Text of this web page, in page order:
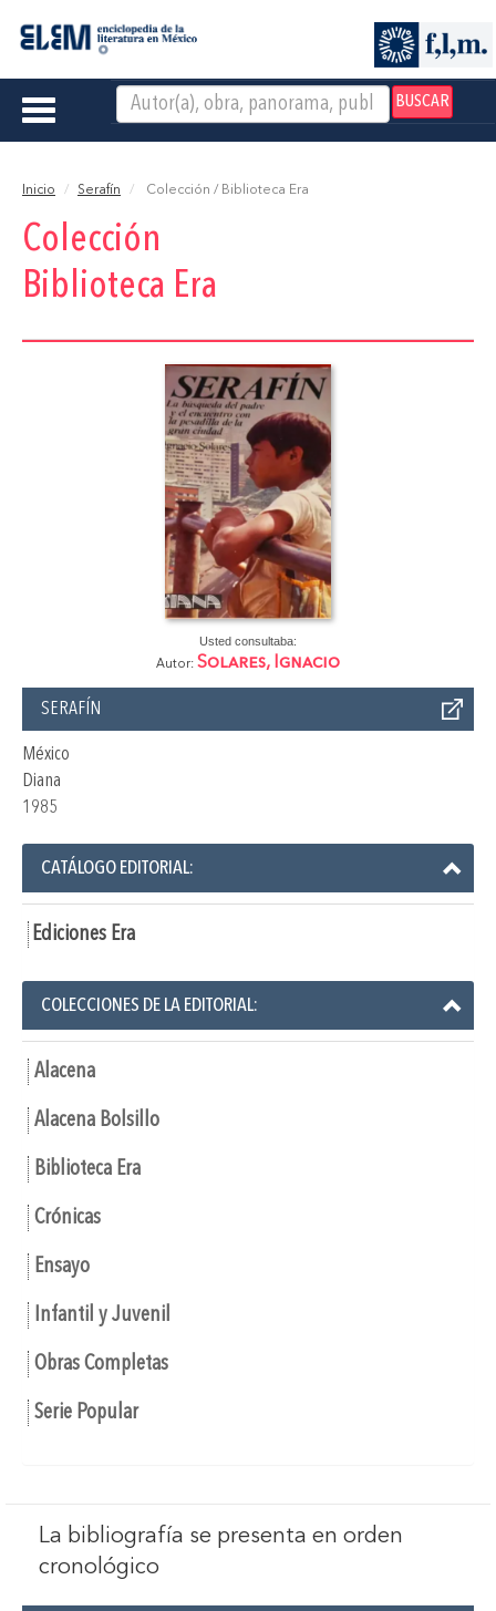
BUSCAR
Toggle
Inicio Serafín Colección / Biblioteca Era
Colección
Biblioteca Era
Usted consultaba:
Autor: Solares, Ignacio
SERAFÍN
México
Diana
1985
CATÁLOGO EDITORIAL:
Ediciones Era
COLECCIONES DE LA EDITORIAL:
Alacena
Alacena Bolsillo
Biblioteca Era
Crónicas
Ensayo
Infantil y Juvenil
Obras Completas
Serie Popular
La bibliografía se presenta en orden
cronológico